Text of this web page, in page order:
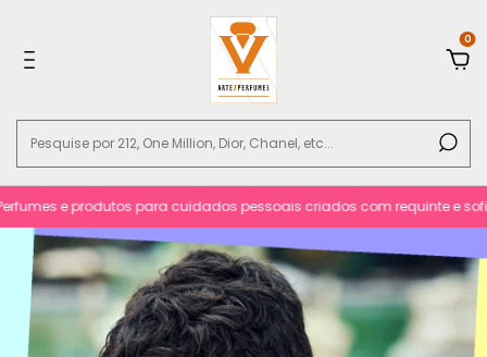
0
e produtos para cuidados pessoais criados com requinte e